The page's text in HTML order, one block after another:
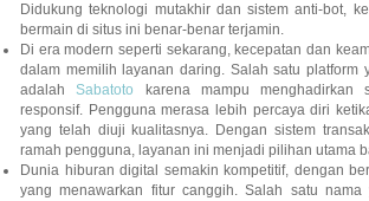
Didukung teknologi mutakhir dan sistem anti-bot,
bermain di situs ini benar-benar terjamin.
Di era modern seperti sekarang, kecepatan dan
dalam memilih layanan daring. Salah satu platform
adalahSabatoto karena mampu menghadirkan
responsif. Pengguna merasa lebih percaya diri
yang telah diuji kualitasnya. Dengan sistem
ramah pengguna, layanan ini menjadi pilihan utama
Dunia hiburan digital semakin kompetitif, dengan
yang menawarkan fitur canggih. Salah satu nama